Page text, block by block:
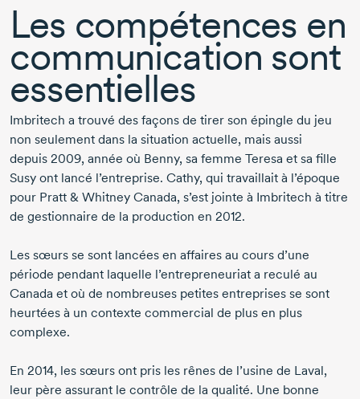
Les compétences en
communication sont
essentielles
Imbritech a trouvé des façons de tirer son épingle du jeu
non seulement dans la situation actuelle, mais aussi
depuis 2009, année où Benny, sa femme Teresa et sa fille
Susy ont lancé l’entreprise. Cathy, qui travaillait à l’époque
pour Pratt & Whitney Canada, s’est jointe à Imbritech à titre
de gestionnaire de la production en 2012.
Les sœurs se sont lancées en affaires au cours d’une
période pendant laquelle l’entrepreneuriat a reculé au
Canada et où de nombreuses petites entreprises se sont
heurtées à un contexte commercial de plus en plus
complexe.
En 2014, les sœurs ont pris les rênes de l’usine de Laval,
leur père assurant le contrôle de la qualité. Une bonne